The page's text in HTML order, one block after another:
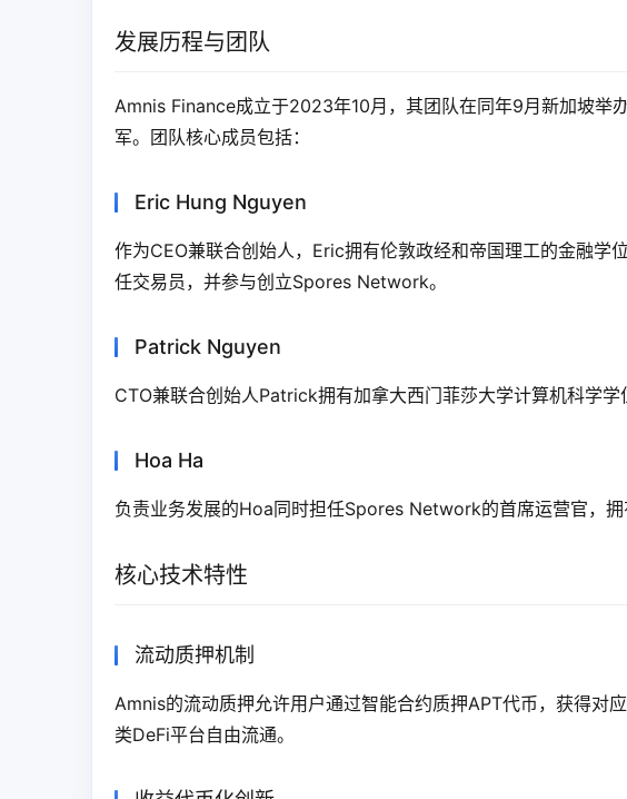
发展历程与团队
Amnis Finance成立于2023年10月，其团队在同年9月新加坡举
军。团队核心成员包括：
Eric Hung Nguyen
作为CEO兼联合创始人，Eric拥有伦敦政经和帝国理工的金融
任交易员，并参与创立Spores Network。
Patrick Nguyen
CTO兼联合创始人Patrick拥有加拿大西门菲莎大学计算机科学学
Hoa Ha
负责业务发展的Hoa同时担任Spores Network的首席运营官，拥
核心技术特性
流动质押机制
Amnis的流动质押允许用户通过智能合约质押APT代币，获得对
类DeFi平台自由流通。